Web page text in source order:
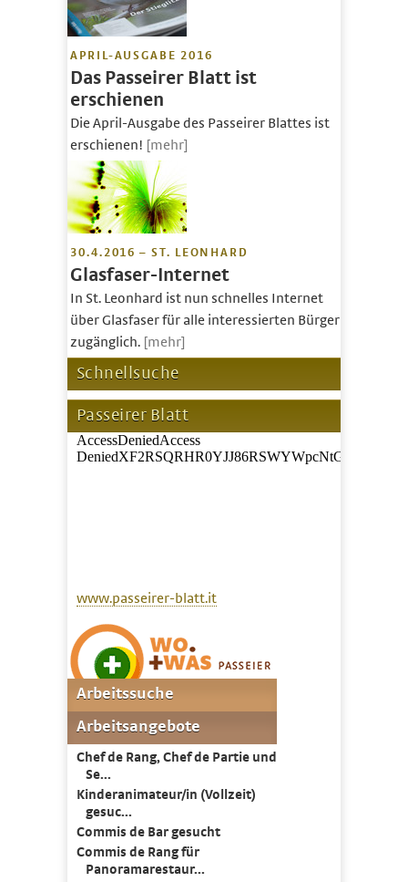
APRIL-AUSGABE 2016
Das Passeirer Blatt ist
erschienen
Die April-Ausgabe des Passeirer Blattes ist
erschienen! [mehr]
30.4.2016 – ST. LEONHARD
Glasfaser-Internet
In St. Leonhard ist nun schnelles Internet
über Glasfaser für alle interessierten Bürger
zugänglich. [mehr]
Schnellsuche
Passeirer Blatt
www.passeirer-blatt.it